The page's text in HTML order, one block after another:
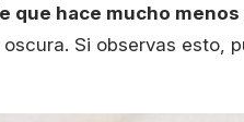
que hace mucho
Si observas esto,